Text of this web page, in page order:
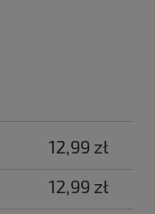
12,99 zł
12,99 zł